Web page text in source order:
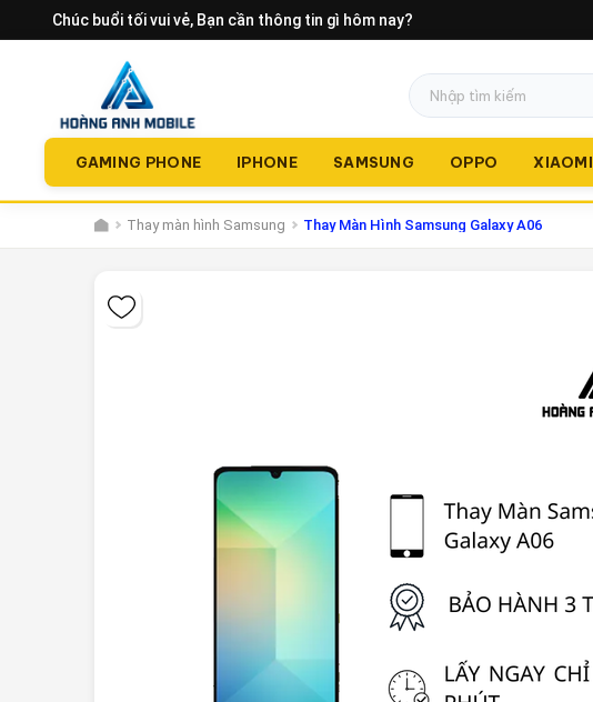
Chúc buổi tối vui vẻ, Bạn cần thông tin gì hôm nay?
GAMING PHONE IPHONE SAMSUNG OPPO XIAOMI
Thay màn hình Samsung Thay Màn Hình Samsung Galaxy A06